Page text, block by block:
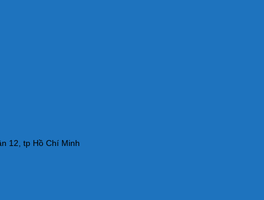
12, tp Hồ Chí Minh